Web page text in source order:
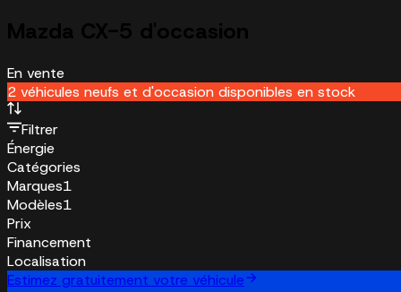
En vente
2 véhicules neufs et d'occasion disponibles en stock
Filtrer
Énergie
Catégories
Marques1
Modèles1
Prix
Financement
Localisation
Estimez gratuitement votre véhicule